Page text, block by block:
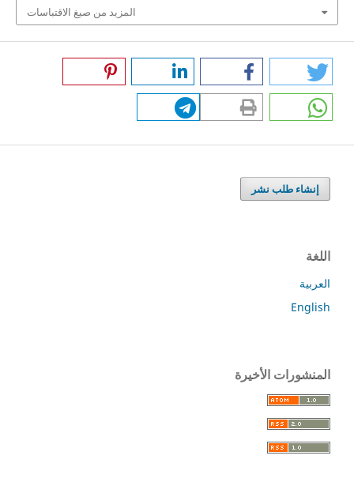
المزيد من صيغ الاقتباسات
إنشاء طلب نشر
اللغة
العربية
English
المنشورات الأخيرة